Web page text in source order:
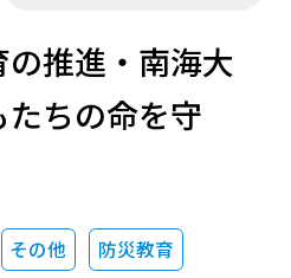
推進・南海大
ちの命を守
その他 防災教育